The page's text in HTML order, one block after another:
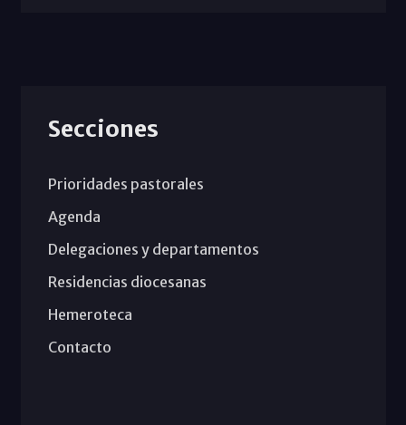
Secciones
Prioridades pastorales
Agenda
Delegaciones y departamentos
Residencias diocesanas
Hemeroteca
Contacto